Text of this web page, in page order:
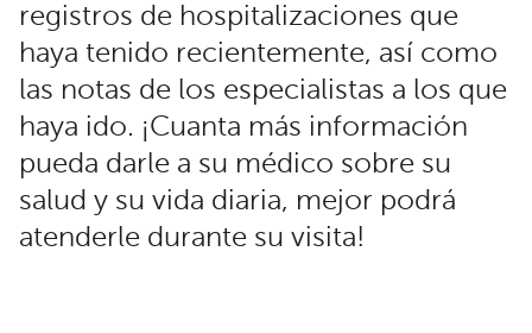
registros de hospitalizaciones que
haya tenido recientemente, así como
las notas de los especialistas a los que
haya ido. ¡Cuanta más información
pueda darle a su médico sobre su
salud y su vida diaria, mejor podrá
atenderle durante su visita!